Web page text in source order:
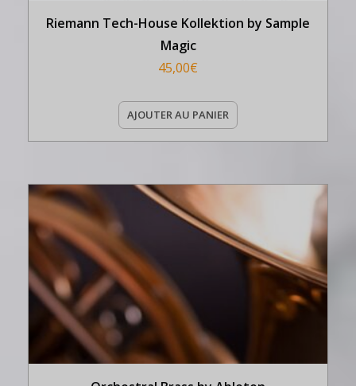
Riemann Tech-House Kollektion by Sample
Magic
45,00€
AJOUTER AU PANIER